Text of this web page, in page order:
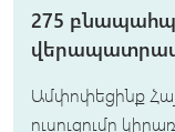
275
Ամփոփեցինք
ուսուցումը